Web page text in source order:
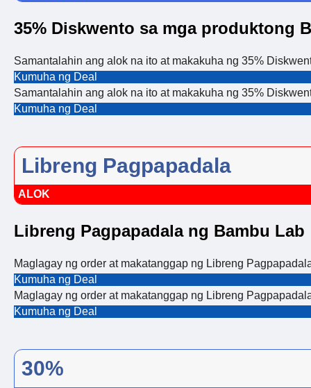
35% Diskwento sa mga produktong
Samantalahin ang alok na ito at makakuha ng 35%
Kumuha ng Deal
Samantalahin ang alok na ito at makakuha ng 35%
Kumuha ng Deal
Libreng Pagpapadala
ALOK
Libreng Pagpapadala ng Bambu Lab
Maglagay ng order at makatanggap ng Libreng
Kumuha ng Deal
Maglagay ng order at makatanggap ng Libreng
Kumuha ng Deal
30%